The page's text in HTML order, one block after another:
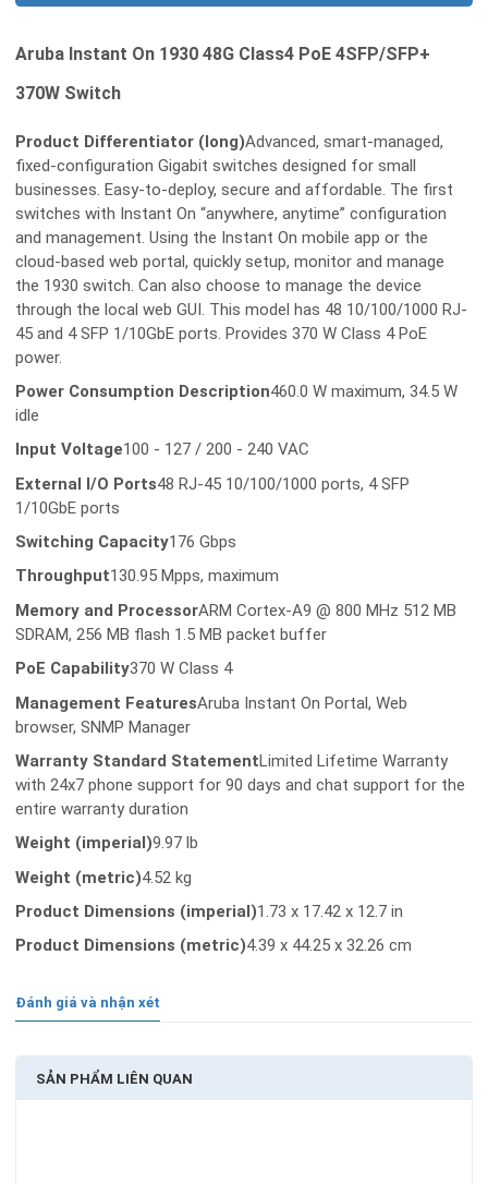
Aruba Instant On 1930 48G Class4 PoE 4SFP/SFP+
370W Switch
Product Differentiator (long)Advanced, smart-managed,
fixed-configuration Gigabit switches designed for small
businesses. Easy-to-deploy, secure and affordable. The first
switches with Instant On “anywhere, anytime” configuration
and management. Using the Instant On mobile app or the
cloud-based web portal, quickly setup, monitor and manage
the 1930 switch. Can also choose to manage the device
through the local web GUI. This model has 48 10/100/1000 RJ-
45 and 4 SFP 1/10GbE ports. Provides 370 W Class 4 PoE
power.
Power Consumption Description460.0 W maximum, 34.5 W
idle
Input Voltage100 - 127 / 200 - 240 VAC
External I/O Ports48 RJ-45 10/100/1000 ports, 4 SFP
1/10GbE ports
Switching Capacity176 Gbps
Throughput130.95 Mpps, maximum
Memory and ProcessorARM Cortex-A9 @ 800 MHz 512 MB
SDRAM, 256 MB flash 1.5 MB packet buffer
PoE Capability370 W Class 4
Management FeaturesAruba Instant On Portal, Web
browser, SNMP Manager
Warranty Standard StatementLimited Lifetime Warranty
with 24x7 phone support for 90 days and chat support for the
entire warranty duration
Weight (imperial)9.97 lb
Weight (metric)4.52 kg
Product Dimensions (imperial)1.73 x 17.42 x 12.7 in
Product Dimensions (metric)4.39 x 44.25 x 32.26 cm
Đánh giá và nhận xét
SẢN PHẨM LIÊN QUAN